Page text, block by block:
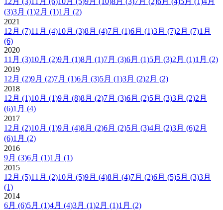
(3)3月 (1)2月 (1)1月 (2)
2021
12月 (7)11月 (4)10月 (3)8月 (4)7月 (1)6月 (1)3月 (7)2月 (7)1月
(6)
2020
11月 (3)10月 (2)9月 (1)8月 (1)7月 (3)6月 (1)5月 (3)2月 (1)1月 (2)
2019
12月 (2)9月 (2)7月 (1)6月 (3)5月 (1)3月 (2)2月 (2)
2018
12月 (1)10月 (1)9月 (8)8月 (2)7月 (3)6月 (2)5月 (3)3月 (2)2月
(6)1月 (4)
2017
12月 (2)10月 (1)9月 (4)8月 (2)6月 (2)5月 (3)4月 (2)3月 (6)2月
(6)1月 (2)
2016
9月 (3)6月 (1)1月 (1)
2015
12月 (5)11月 (2)10月 (5)9月 (4)8月 (4)7月 (2)6月 (5)5月 (3)3月
(1)
2014
6月 (6)5月 (1)4月 (4)3月 (1)2月 (1)1月 (2)